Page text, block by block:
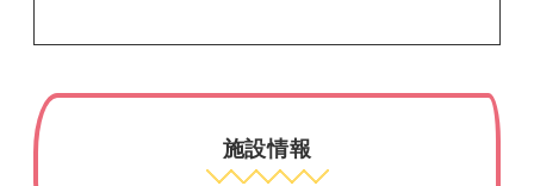
施設情報